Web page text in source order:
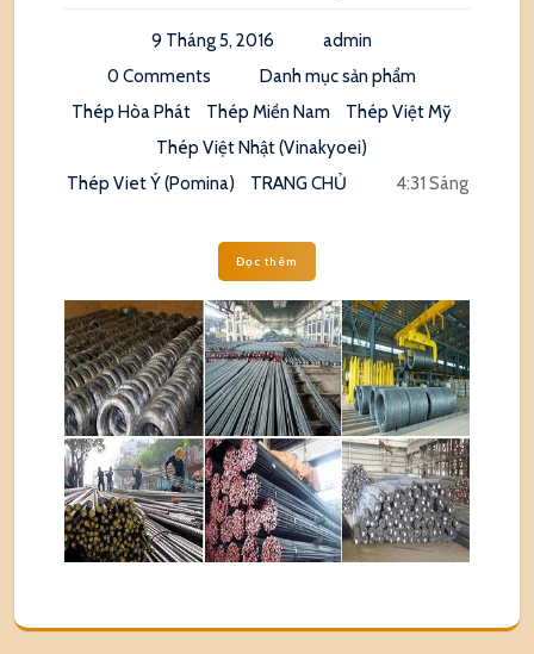
9 Tháng 5, 2016
admin
0 Comments
Danh mục sản phẩm
Thép Hòa Phát
Thép Miền Nam
Thép Việt Mỹ
Thép Việt Nhật (Vinakyoei)
Thép Viet Ý (Pomina)
TRANG CHỦ 4:31 Sáng
Đọc thêm